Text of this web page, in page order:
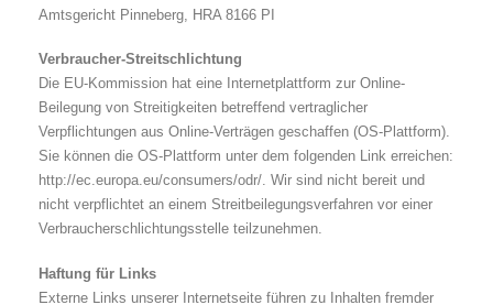
Amtsgericht Pinneberg, HRA 8166 PI
Verbraucher-Streitschlichtung
Die EU-Kommission hat eine Internetplattform zur Online-
Beilegung von Streitigkeiten betreffend vertraglicher
Verpflichtungen aus Online-Verträgen geschaffen (OS-Plattform).
Sie können die OS-Plattform unter dem folgenden Link erreichen:
http://ec.europa.eu/consumers/odr/. Wir sind nicht bereit und
nicht verpflichtet an einem Streitbeilegungsverfahren vor einer
Verbraucherschlichtungsstelle teilzunehmen.
Haftung für Links
Externe Links unserer Internetseite führen zu Inhalten fremder